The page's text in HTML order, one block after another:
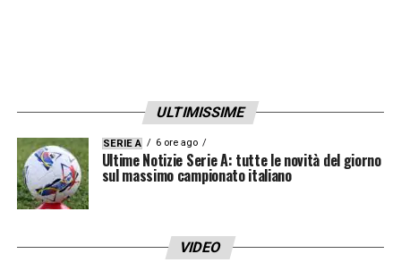
ULTIMISSIME
SERIE A 6 ore ago
Ultime Notizie Serie A: tutte le novità del giorno
sul massimo campionato italiano
VIDEO